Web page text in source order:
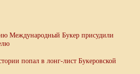
Международный Букер присудили
попал в лонг-лист Букеровской